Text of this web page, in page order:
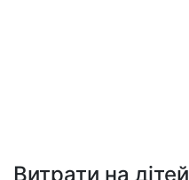
Витрати на дітей